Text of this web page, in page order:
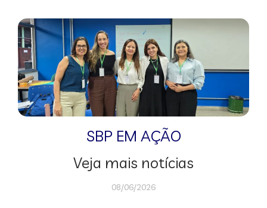
SBP EM AÇÃO
Veja mais notícias
08/06/2026